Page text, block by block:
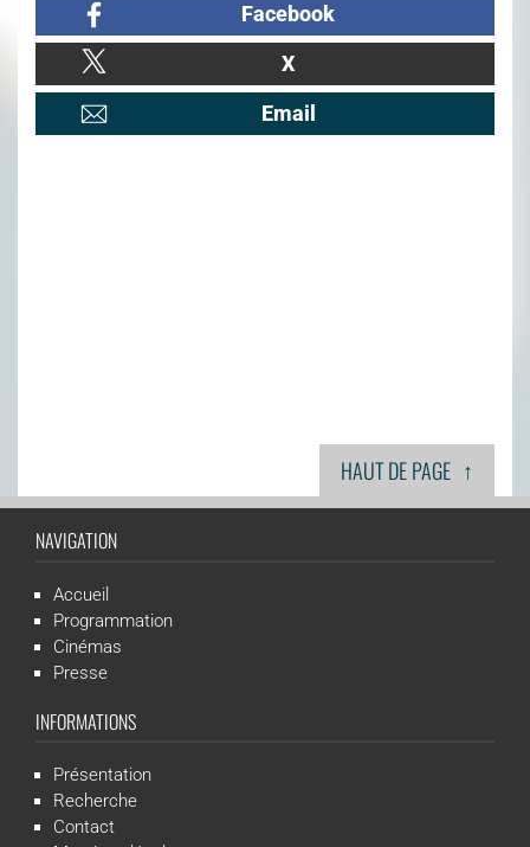
Facebook
X
Email
HAUT DE PAGE ↑
NAVIGATION
Accueil
Programmation
Cinémas
Presse
INFORMATIONS
Présentation
Recherche
Contact